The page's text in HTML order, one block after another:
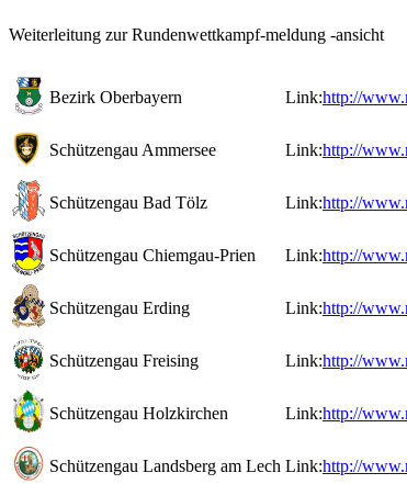
Weiterleitung zur Rundenwettkampf-meldung -ansicht
Bezirk Oberbayern Link:http://
Schützengau Ammersee Link:http://
Schützengau Bad Tölz Link:http://
Schützengau Chiemgau-Prien Link:http://
Schützengau Erding Link:http://
Schützengau Freising Link:http://
Schützengau Holzkirchen Link:http://
Schützengau Landsberg am Lech Link:http://